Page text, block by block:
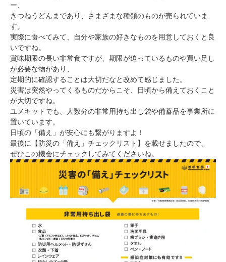
ー、
きつねうどんまであり、さまざまな種類のものが売られていま
す。
実際に食べてみて、自分や家族の好きなものを用意しておくと良
いですね。
賞味期限の長い非常食ですが、期限が迫っているものや買い足し
が必要な物があり、
定期的に確認することは大切だなと改めて感じました。
災害は突然やってくるものだからこそ、日頃から備えておくこと
が大切ですね。
ユメキットでも、人数分の非常用持ち出し袋や備蓄品を事業所に
置いています。
日頃の「備え」が安心にも繋がりますよ！
最後に【防災の「備え」チェックリスト】を載せましたので、
ぜひこの機会にチェックしてみてくださいね。